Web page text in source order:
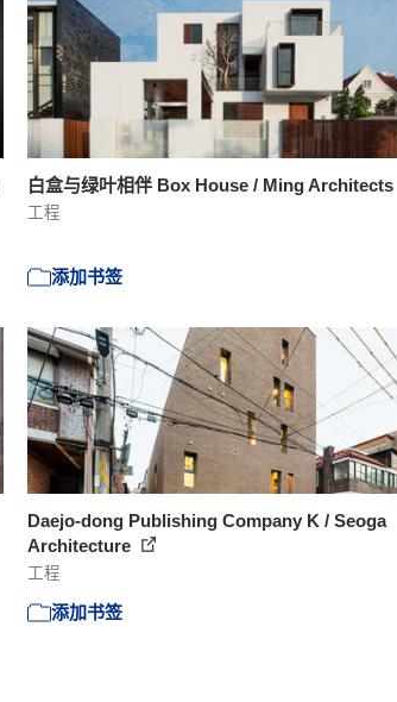
白盒与绿叶相伴 Box House / Ming Architects
工程
添加书签
Daejo-dong Publishing Company K / Seoga
Architecture
工程
添加书签